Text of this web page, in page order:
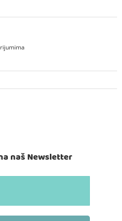
naš Newsletter